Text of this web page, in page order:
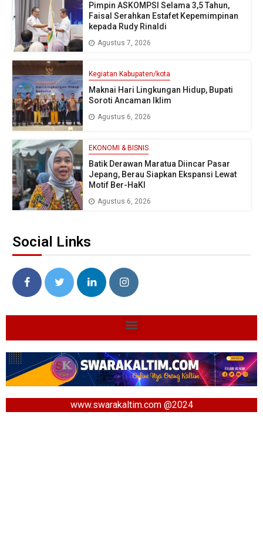
Pimpin ASKOMPSI Selama 3,5 Tahun,
Faisal Serahkan Estafet Kepemimpinan
kepada Rudy Rinaldi
Agustus 7, 2026
Kegiatan Kabupaten/kota
Maknai Hari Lingkungan Hidup, Bupati
Soroti Ancaman Iklim
Agustus 6, 2026
EKONOMI & BISNIS
Batik Derawan Maratua Diincar Pasar
Jepang, Berau Siapkan Ekspansi Lewat
Motif Ber-HaKI
Agustus 6, 2026
Social Links
www.swarakaltim.com @2024